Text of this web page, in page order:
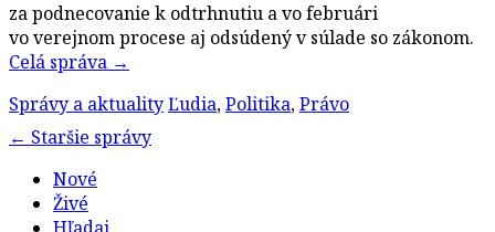
za podnecovanie k odtrhnutiu a vo februári
vo verejnom procese aj odsúdený v súlade so zákonom.
Celá správa →
Správy a aktualityĽudia,Politika,Právo
Post
navigation
← Staršie správy
Nové
Živé